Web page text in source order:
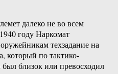
далеко не во всем
году Наркомат
техзадание на
который по тактико-
близок или превосходил